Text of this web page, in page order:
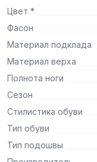
Цвет *
Фасон
Материал подклада
Материал верха
Полнота ноги
Сезон
Стилистика обуви
Тип обуви
Тип подошвы